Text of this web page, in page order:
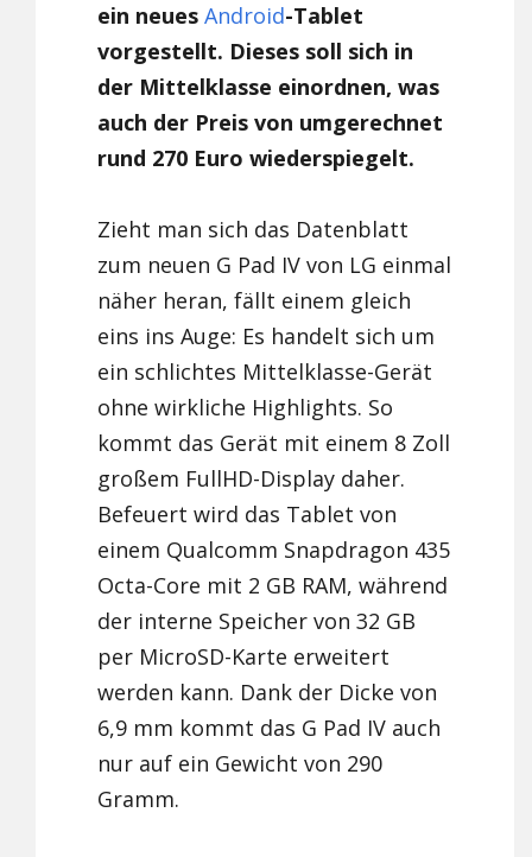
ein neuesAndroid-Tablet
vorgestellt. Dieses soll sich in
der Mittelklasse einordnen, was
auch der Preis von umgerechnet
rund 270 Euro wiederspiegelt.
Zieht man sich das Datenblatt
zum neuen G Pad IV von LG einmal
näher heran, fällt einem gleich
eins ins Auge: Es handelt sich um
ein schlichtes Mittelklasse-Gerät
ohne wirkliche Highlights. So
kommt das Gerät mit einem 8 Zoll
großem FullHD-Display daher.
Befeuert wird das Tablet von
einem Qualcomm Snapdragon 435
Octa-Core mit 2 GB RAM, während
der interne Speicher von 32 GB
per MicroSD-Karte erweitert
werden kann. Dank der Dicke von
6,9 mm kommt das G Pad IV auch
nur auf ein Gewicht von 290
Gramm.